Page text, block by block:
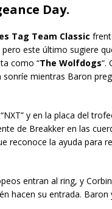
Day.
Tag Team Classic
este último sugiere
como “The Wolfdogs“.
mientras Baron
y en la placa del
de Breakker en las
reconoce la ayuda para
entran al ring, y
hacen su entrada.